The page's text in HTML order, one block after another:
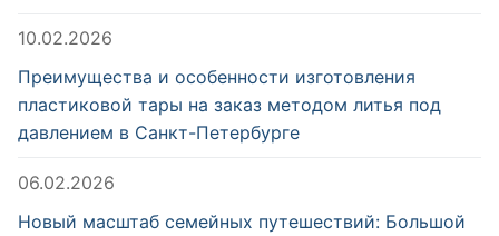
10.02.2026
Преимущества и особенности изготовления
пластиковой тары на заказ методом литья под
давлением в Санкт-Петербурге
06.02.2026
Новый масштаб семейных путешествий: Большой